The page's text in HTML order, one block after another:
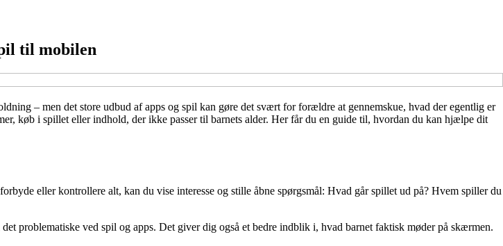
til mobilen
– men det store udbud af apps og spil kan gøre det svært for forældre at gennemskue, hvad der egentlig er
køb i spillet eller indhold, der ikke passer til barnets alder. Her får du en guide til, hvordan du kan hjælpe dit
eller kontrollere alt, kan du vise interesse og stille åbne spørgsmål: Hvad går spillet ud på? Hvem spiller du
problematiske ved spil og apps. Det giver dig også et bedre indblik i, hvad barnet faktisk møder på skærmen.